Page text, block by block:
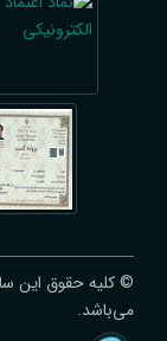
© کلیه حقوق این
می‌باشد.